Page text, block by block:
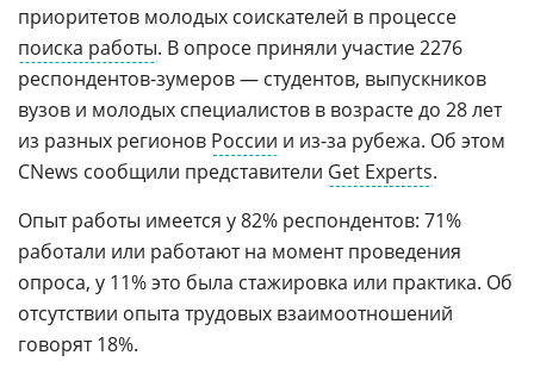
приоритетов молодых соискателей в процессе
поиска работы. В опросе приняли участие 2276
респондентов-зумеров — студентов, выпускников
вузов и молодых специалистов в возрасте до 28 лет
из разных регионов России и из-за рубежа. Об этом
CNews сообщили представители Get Experts.
Опыт работы имеется у 82% респондентов: 71%
работали или работают на момент проведения
опроса, у 11% это была стажировка или практика. Об
отсутствии опыта трудовых взаимоотношений
говорят 18%.